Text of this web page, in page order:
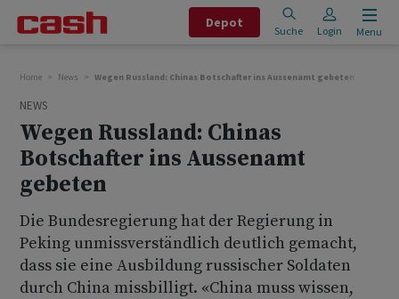
Depot
Suche Login Menu
Home News Wegen Russland: Chinas Botschafter ins Aussenamt gebeten
NEWS
Wegen Russland: Chinas
Botschafter ins Aussenamt
gebeten
Die Bundesregierung hat der Regierung in
Peking unmissverständlich deutlich gemacht,
dass sie eine Ausbildung russischer Soldaten
durch China missbilligt. «China muss wissen,